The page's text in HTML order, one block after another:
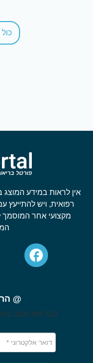
אין לראות במידע
רפואית, ויש להתייעץ
מקצועי אחר
@
קבל את הטוב